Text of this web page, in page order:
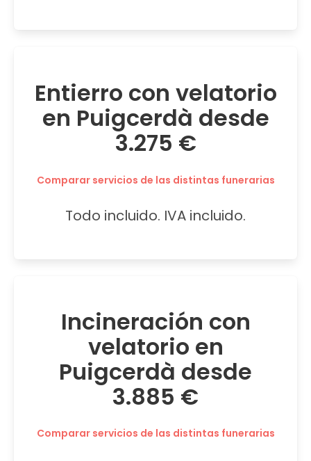
Entierro con velatorio
en Puigcerdà desde
3.275 €
Comparar servicios de las distintas funerarias
Todo incluido. IVA incluido.
Incineración con
velatorio en
Puigcerdà desde
3.885 €
Comparar servicios de las distintas funerarias